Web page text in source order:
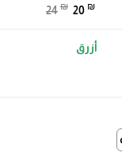
24 ₪ 20 ₪
أزرق